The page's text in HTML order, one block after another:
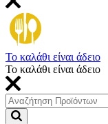
Το καλάθι είναι άδειο
Το καλάθι είναι άδειο